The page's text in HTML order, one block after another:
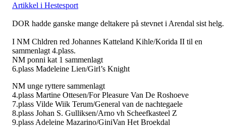
Artikkel i Hestesport
DOR hadde ganske mange deltakere på stevnet i Arendal sist helg.
I NM Chldren red Johannes Katteland Kihle/Korida II til en
sammenlagt 4.plass.
NM ponni kat 1 sammenlagt
6.plass Madeleine Lien/Girl’s Knight
NM unge ryttere sammenlagt
4.plass Martine Ottesen/For Pleasure Van De Roshoeve
7.plass Vilde Wiik Terum/General van de nachtegaele
8.plass Johan S. Gulliksen/Arno vh Scheefkasteel Z
9.plass Adeleine Mazarino/GiniVan Het Broekdal